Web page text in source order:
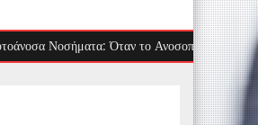
Νοσήματα: Όταν το Ανοσοποιητικό Στρέφεται